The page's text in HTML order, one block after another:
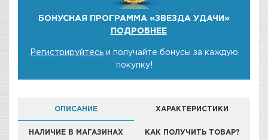
БОНУСНАЯ ПРОГРАММА «ЗВЕЗДА УДАЧИ»
ПОДРОБНЕЕ
Регистрируйтесь и получайте бонусы за каждую
покупку!
ОПИСАНИЕ ХАРАКТЕРИСТИКИ
НАЛИЧИЕ В МАГАЗИНАХ КАК ПОЛУЧИТЬ ТОВАР?